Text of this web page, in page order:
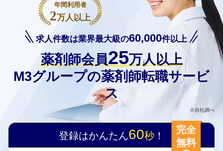
求人件数は業界最大級の60,000件以上
薬剤師会員25万人以上
M3グループの薬剤師転職サービ
ス
※自社調べ
年間利用者
2万人以上
登録はかんたん60秒 ！
完全
無料